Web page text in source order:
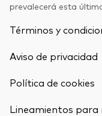
prevalecerá esta
Términos y
Aviso de privacidad
Política de cookies
Lineamientos para